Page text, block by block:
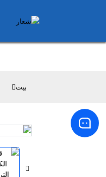
بيت